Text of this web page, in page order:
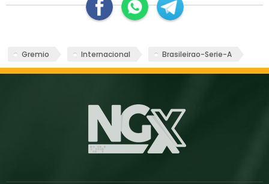
Gremio Internacional Brasileirao-Serie-A